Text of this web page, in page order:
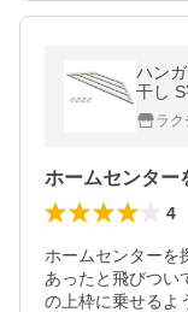
ハン
干し
コー
R-900
ラ
4
ホームセンターを
あったと飛びつい
の上枠に乗せるよ